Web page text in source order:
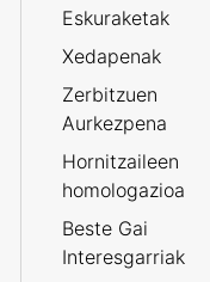
Eskuraketak
Xedapenak
Zerbitzuen
Aurkezpena
Hornitzaileen
homologazioa
Beste Gai
Interesgarriak